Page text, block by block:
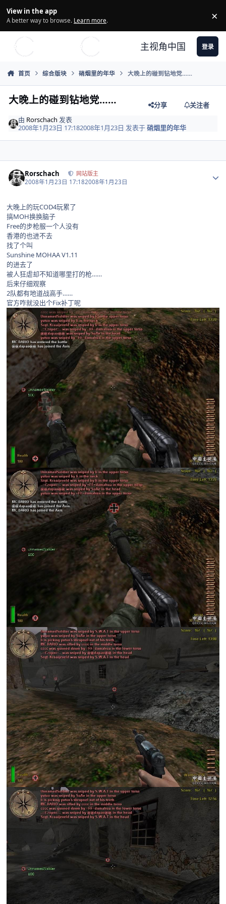
View in the app
A better way to browse. Learn more. ×
主视角中国 登录
首页 综合版块 硝烟里的年华 大晚上的碰到钻地党……
大晚上的碰到钻地党…… 分享
关注者
由 Rorschach 发表
2008年1月23日 17:182008年1月23日 发表于硝烟里的年华
Rorschach 网站版主
2008年1月23日 17:182008年1月23日
大晚上的玩COD4玩累了
搞MOH换换脑子
Free的步枪服一个人没有
香港的也进不去
找了个叫
Sunshine MOHAA V1.11
的进去了
被人狂虐却不知道哪里打的枪……
后来仔细观察
2队都有地道战高手……
官方咋就没出个Fix补丁呢